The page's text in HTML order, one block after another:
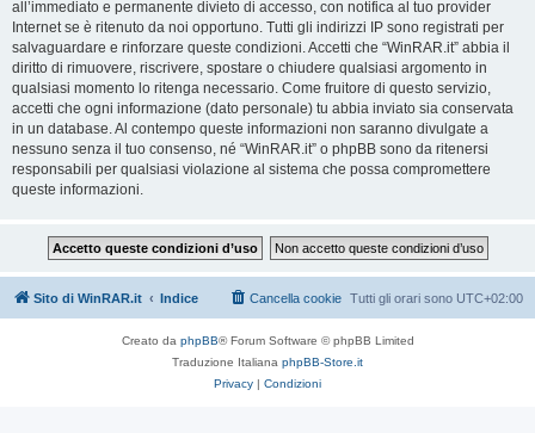
all’immediato e permanente divieto di accesso, con notifica al tuo provider
Internet se è ritenuto da noi opportuno. Tutti gli indirizzi IP sono registrati per
salvaguardare e rinforzare queste condizioni. Accetti che “WinRAR.it” abbia il
diritto di rimuovere, riscrivere, spostare o chiudere qualsiasi argomento in
qualsiasi momento lo ritenga necessario. Come fruitore di questo servizio,
accetti che ogni informazione (dato personale) tu abbia inviato sia conservata
in un database. Al contempo queste informazioni non saranno divulgate a
nessuno senza il tuo consenso, né “WinRAR.it” o phpBB sono da ritenersi
responsabili per qualsiasi violazione al sistema che possa compromettere
queste informazioni.
Sito di WinRAR.it Indice Tutti gli orari sono UTC+02:00
Cancella cookie
Creato da phpBB® Forum Software © phpBB Limited
Traduzione Italiana phpBB-Store.it
Privacy | Condizioni